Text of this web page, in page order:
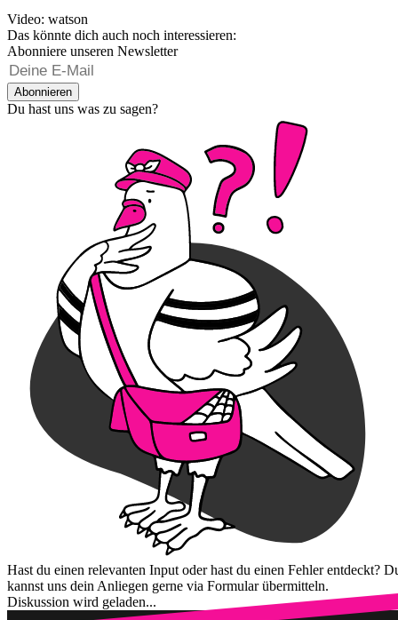
Video: watson
Das könnte dich auch noch interessieren:
Abonniere unseren Newsletter
Abonnieren
Du hast uns was zu sagen?
Hast du einen relevanten Input oder hast du einen Fehler entdeckt?
kannst uns dein Anliegen gerne via Formular übermitteln.
Diskussion wird geladen...